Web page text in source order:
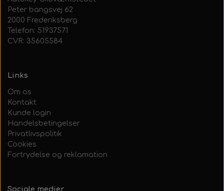
Peter bangsvej 62
2000 Frederiksberg
Telefon: 51937571
CVR: 35605584
Links
Om os
Kontakt
Kunde login
Handelsbetingelser
Privatlivspolitik
Cookies
Fortrydelse og reklamation
Sociale medier